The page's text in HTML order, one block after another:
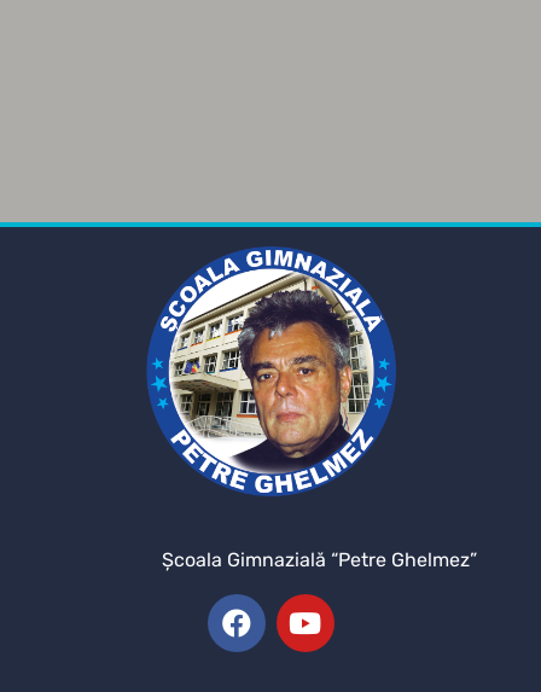
Şcoala Gimnazială “Petre Ghelmez”